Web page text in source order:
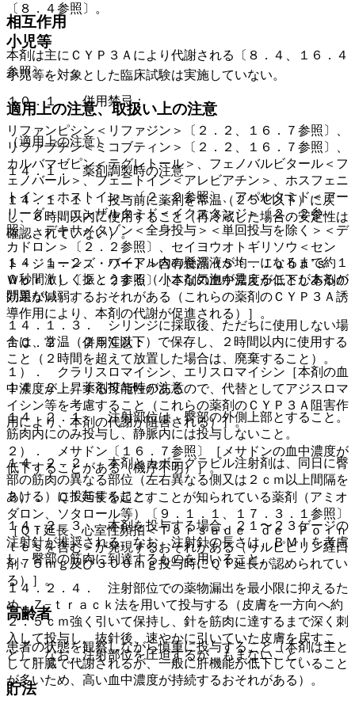
〔８．４参照〕。
小児等
小児等を対象とした臨床試験は実施していない。
適用上の注意、取扱い上の注意
（適用上の注意）
１４．１． 薬剤調製時の注意
１４．１．１． 投与前に薬剤を常温（２５℃以下）に戻
し、６時間以内に使用すること（再冷蔵した場合の安定性は
確認されていない）。
１４．１．２． バイアル内の懸濁液が均一になるまで約１
０秒間激しく振とうする（小さな気泡が見えることがあるが
問題ない）。
１４．１．３． シリンジに採取後、ただちに使用しない場
合は、常温（２５℃以下）で保存し、２時間以内に使用する
こと（２時間を超えて放置した場合は、廃棄すること）。
１４．２． 薬剤投与時の注意
１４．２．１． 注射部位は、臀部の外側上部とすること。
筋肉内にのみ投与し、静脈内には投与しないこと。
１４．２．２． 本剤とカボテグラビル注射剤は、同日に臀
部の筋肉の異なる部位（左右異なる側又は２ｃｍ以上間隔を
あける）に投与すること。
１４．２．３． 本剤を投与する場合、２１〜２３ゲージの
注射針が推奨される。なお、注射針の長さは、ＢＭＩを考慮
し、臀部の筋肉に到達するものを用いること。
１４．２．４． 注射部位での薬物漏出を最小限に抑えるた
め、Ｚ−ｔｒａｃｋ法を用いて投与する（皮膚を一方向へ約
２．５ｃｍ強く引いて保持し、針を筋肉に達するまで深く刺
入して投与し、抜針後、速やかに引いていた皮膚を戻すこ
と）。なお、注射部位を圧迫するが、もまないこと。
貯法
相互作用
本剤は主にＣＹＰ３Ａにより代謝される〔８．４、１６．４
参照〕。
１０．１． 併用禁忌：
リファンピシン＜リファジン＞〔２．２、１６．７参照〕、
リファブチン＜ミコブティン＞〔２．２、１６．７参照〕、
カルバマゼピン＜テグレトール＞、フェノバルビタール＜フ
ェノバール＞、フェニトイン＜アレビアチン＞、ホスフェニ
トイン＜ホストイン＞〔２．２参照〕、アパルタミド＜アー
リーダ＞、エンザルタミド＜イクスタンジ＞〔２．２参
照〕、デキサメタゾン＜全身投与＞＜単回投与を除く＞＜デ
カドロン＞〔２．２参照〕、セイヨウオトギリソウ＜セン
ト・ジョーンズ・ワート＞含有食品（Ｓｔ．Ｊｏｈｎ’ｓ
Ｗｏｒｔ）〔２．２参照〕［本剤の血中濃度が低下し本剤の
効果が減弱するおそれがある（これらの薬剤のＣＹＰ３Ａ誘
導作用により、本剤の代謝が促進される）］。
１０．２． 併用注意：
１）． クラリスロマイシン、エリスロマイシン［本剤の血
中濃度が上昇する可能性があるので、代替としてアジスロマ
イシン等を考慮すること（これらの薬剤のＣＹＰ３Ａ阻害作
用により、本剤の代謝が阻害される）］。
２）． メサドン〔１６．７参照〕［メサドンの血中濃度が
低下することがある（機序不明）］。
３）． ＱＴ延長を起こすことが知られている薬剤（アミオ
ダロン、ソタロール等）〔９．１．１、１７．３．１参照〕
［ＱＴ延長、心室性頻拍＜Ｔｏｒｓａｄｅ ｄｅ Ｐｏｉｎ
ｔｅｓを含む＞が発現するおそれがある（リルピビリン経口
剤７５ｍｇ及び３００ｍｇ投与時にＱＴ延長が認められてい
る）］。
高齢者
患者の状態を観察しながら慎重に投与すること（本剤は主と
して肝臓で代謝されるが、一般に肝機能が低下していること
が多いため、高い血中濃度が持続するおそれがある）。